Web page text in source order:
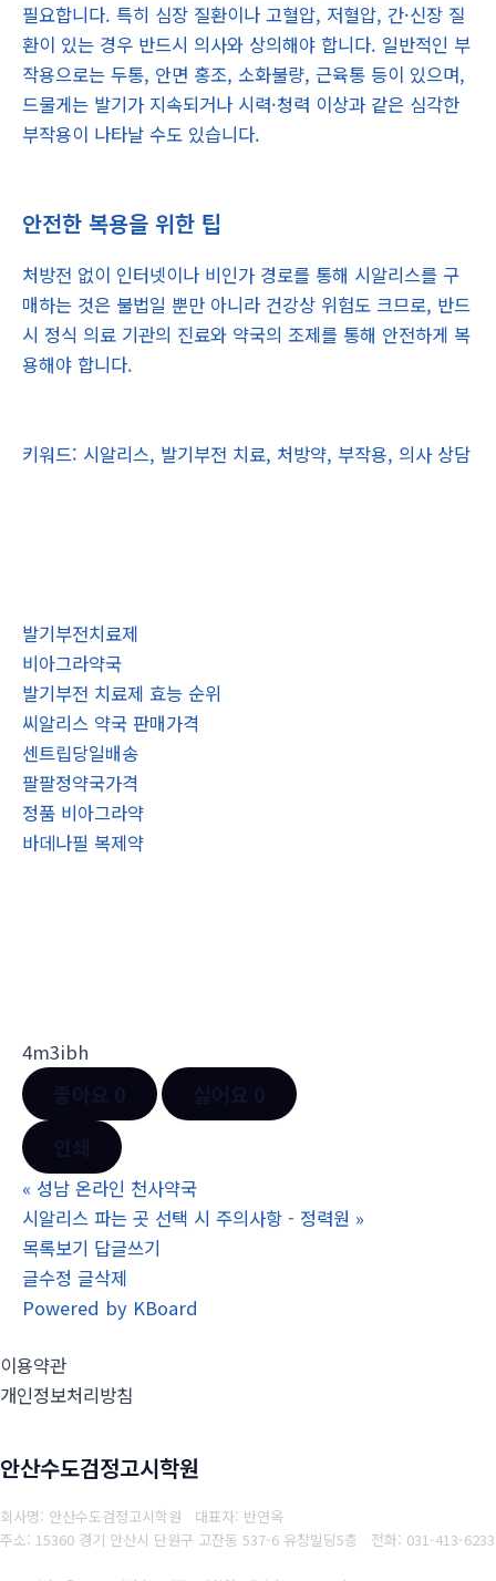
필요합니다. 특히 심장 질환이나 고혈압, 저혈압, 간·신장 질
환이 있는 경우 반드시 의사와 상의해야 합니다. 일반적인 부
작용으로는 두통, 안면 홍조, 소화불량, 근육통 등이 있으며,
드물게는 발기가 지속되거나 시력·청력 이상과 같은 심각한
부작용이 나타날 수도 있습니다.
안전한 복용을 위한 팁
처방전 없이 인터넷이나 비인가 경로를 통해 시알리스를 구
매하는 것은 불법일 뿐만 아니라 건강상 위험도 크므로, 반드
시 정식 의료 기관의 진료와 약국의 조제를 통해 안전하게 복
용해야 합니다.
키워드: 시알리스, 발기부전 치료, 처방약, 부작용, 의사 상담
발기부전치료제
비아그라약국
발기부전 치료제 효능 순위
씨알리스 약국 판매가격
센트립당일배송
팔팔정약국가격
정품 비아그라약
바데나필 복제약
4m3ibh
« 성남 온라인 천사약국
시알리스 파는 곳 선택 시 주의사항 - 정력원 »
목록보기 답글쓰기
글수정 글삭제
Powered by KBoard
이용약관
개인정보처리방침
안산수도검정고시학원
회사명: 안산수도검정고시학원 대표자: 반연옥
주소: 15360 경기 안산시 단원구 고잔동 537-6 유창빌딩5층 전화: 031-413-6233